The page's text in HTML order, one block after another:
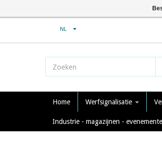
NL
Home Werfsignalisatie
Industrie - magazijnen -